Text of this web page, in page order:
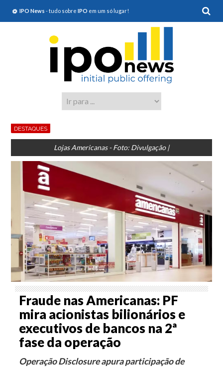
IPO News - tudo sobre IPO em um só lugar!
DESTAQUES
Lojas Americanas - Foto: Divulgação |
Fraude nas Americanas: PF
mira acionistas bilionários e
executivos de bancos na 2ª
fase da operação
Operação Disclosure apura participação de